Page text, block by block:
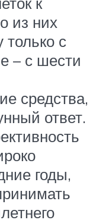
из них
с
– с шести
средства,
ответ.
годы,